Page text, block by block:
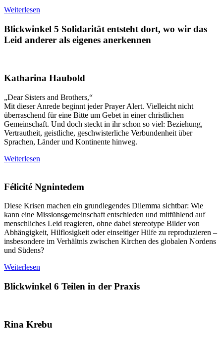
Weiterlesen
Blickwinkel 5 Solidarität entsteht dort, wo wir das
Leid anderer als eigenes anerkennen
Katharina Haubold
„Dear Sisters and Brothers,“
Mit dieser Anrede beginnt jeder Prayer Alert. Vielleicht nicht
überraschend für eine Bitte um Gebet in einer christlichen
Gemeinschaft. Und doch steckt in ihr schon so viel: Beziehung,
Vertrautheit, geistliche, geschwisterliche Verbundenheit über
Sprachen, Länder und Kontinente hinweg.
Weiterlesen
Félicité Ngnintedem
Diese Krisen machen ein grundlegendes Dilemma sichtbar: Wie
kann eine Missionsgemeinschaft entschieden und mitfühlend auf
menschliches Leid reagieren, ohne dabei stereotype Bilder von
Abhängigkeit, Hilflosigkeit oder einseitiger Hilfe zu reproduzieren –
insbesondere im Verhältnis zwischen Kirchen des globalen Nordens
und Südens?
Weiterlesen
Blickwinkel 6 Teilen in der Praxis
Rina Krebu